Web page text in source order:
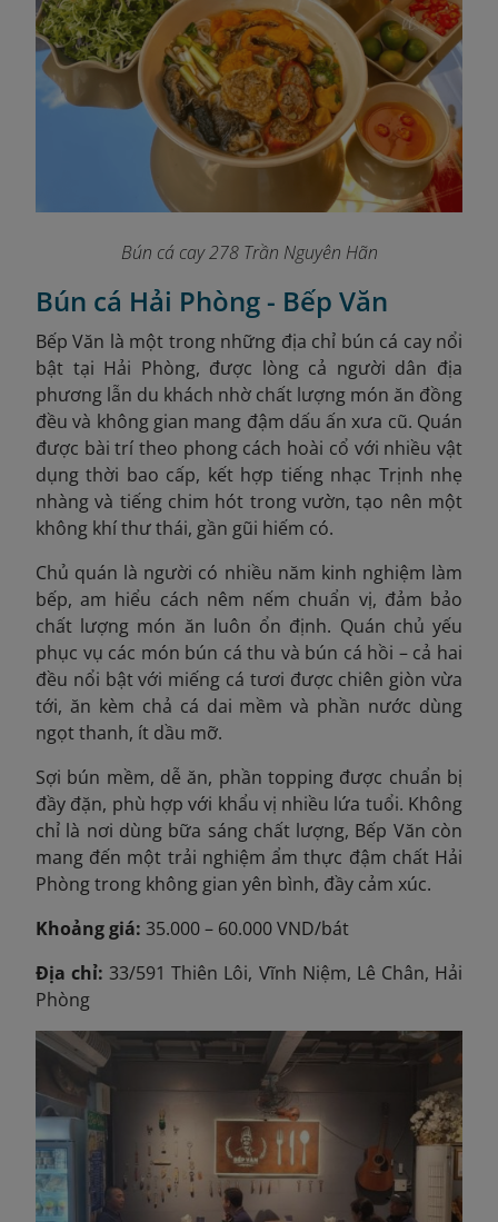
Bún cá cay 278 Trần Nguyên Hãn
Bún cá Hải Phòng - Bếp Văn
Bếp Văn là một trong những địa chỉ bún cá cay nổi
bật tại Hải Phòng, được lòng cả người dân địa
phương lẫn du khách nhờ chất lượng món ăn đồng
đều và không gian mang đậm dấu ấn xưa cũ. Quán
được bài trí theo phong cách hoài cổ với nhiều vật
dụng thời bao cấp, kết hợp tiếng nhạc Trịnh nhẹ
nhàng và tiếng chim hót trong vườn, tạo nên một
không khí thư thái, gần gũi hiếm có.
Chủ quán là người có nhiều năm kinh nghiệm làm
bếp, am hiểu cách nêm nếm chuẩn vị, đảm bảo
chất lượng món ăn luôn ổn định. Quán chủ yếu
phục vụ các món bún cá thu và bún cá hồi – cả hai
đều nổi bật với miếng cá tươi được chiên giòn vừa
tới, ăn kèm chả cá dai mềm và phần nước dùng
ngọt thanh, ít dầu mỡ.
Sợi bún mềm, dễ ăn, phần topping được chuẩn bị
đầy đặn, phù hợp với khẩu vị nhiều lứa tuổi. Không
chỉ là nơi dùng bữa sáng chất lượng, Bếp Văn còn
mang đến một trải nghiệm ẩm thực đậm chất Hải
Phòng trong không gian yên bình, đầy cảm xúc.
Khoảng giá: 35.000 – 60.000 VND/bát
Địa chỉ: 33/591 Thiên Lôi, Vĩnh Niệm, Lê Chân, Hải
Phòng